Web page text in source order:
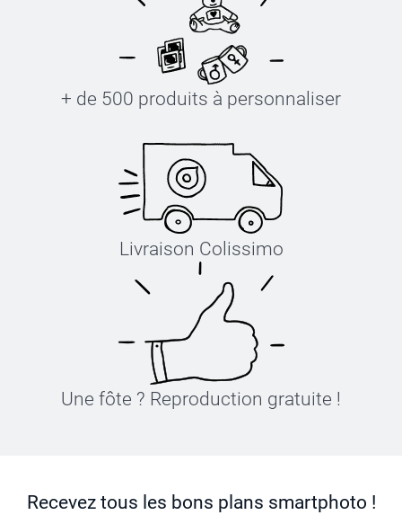
+ de 500 produits à personnaliser
Livraison Colissimo
Une fôte ? Reproduction gratuite !
Recevez tous les bons plans smartphoto !